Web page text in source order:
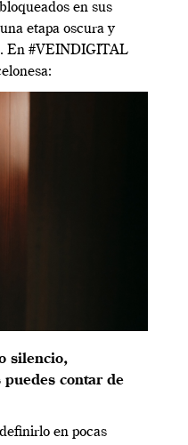
en sus
etapa oscura y
En #VEINDIGITAL
silencio,
puedes contar de
en pocas